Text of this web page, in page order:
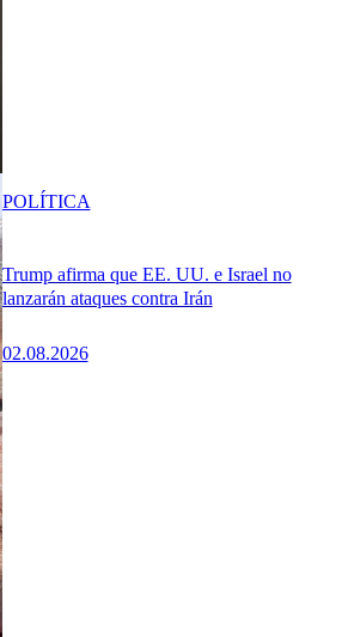
Trump afirma que EE. UU. e Israel no
lanzarán ataques contra Irán
02.08.2026
POLÍTICA